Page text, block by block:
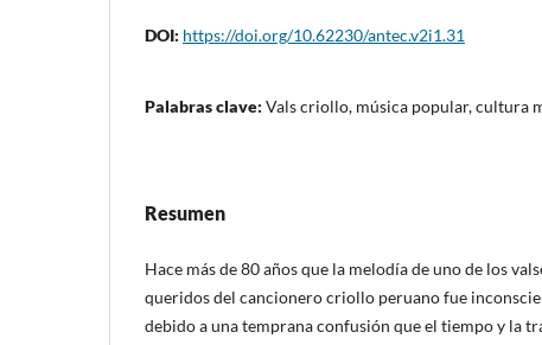
DOI: https://doi.org/10.62230/antec.v2i1.31
Palabras clave: Vals criollo, música popular, cultura
Resumen
Hace más de 80 años que la melodía de uno de los
queridos del cancionero criollo peruano fue
debido a una temprana confusión que el tiempo y la